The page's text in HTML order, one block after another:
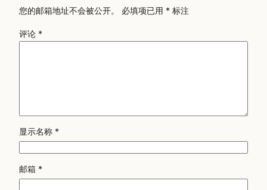
您的邮箱地址不会被公开。 必填项已用 * 标注
评论 *
显示名称 *
邮箱 *